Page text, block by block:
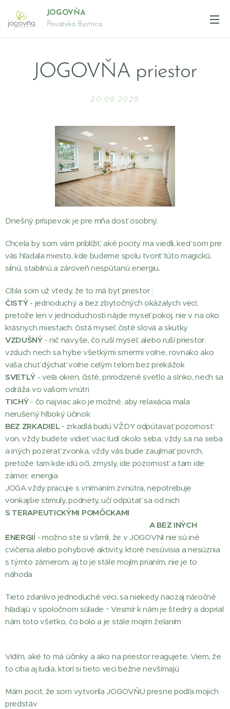
JOGOVŇA
Považská Bystrica
JOGOVŇA priestor
20.09.2025
Dnešný príspevok je pre mňa dosť osobný.
Chcela by som vám priblížiť, aké pocity ma viedli, keď som pre
vás hľadala miesto, kde budeme spolu tvoriť túto magickú,
silnú, stabilnú a zároveň nespútanú energiu.
Cítila som už vtedy, že to má byť priestor :
ČISTÝ- jednoduchý a bez zbytočných okázalych vecí,
pretože len v jednoduchosti nájde myseľ pokoj, nie v na oko
krásnych miestach. čistá myseľ, čisté slová a skutky
VZDUŠNÝ- nič navyše, čo ruší myseľ, alebo ruší priestor.
vzduch nech sa hýbe všetkými smermi voľne, rovnako ako
vaša chuť dýchať voľne celým telom bez prekážok
SVETLÝ - veľa okien, čisté, prirodzené svetlo a slnko, nech sa
odráža vo vašom vnútri
TICHÝ- čo najviac ako je možné. aby relaxácia mala
nerušený hlboký účinok
BEZ ZRKADIEL- zrkadlá budú VŽDY odpútavať pozornosť
von, vždy budete vidieť viac ľudí okolo seba, vždy sa na seba
a iných pozerať zvonka, vždy vás bude zaujímať povrch,
pretože tam kde idú oči, zmysly, ide pozornosť a tam ide
zámer, energia
JOGA vždy pracuje s vnímaním zvnútra, nepotrebuje
vonkajšie stimuly, podnety, učí odpútať sa od nich
S TERAPEUTICKÝMI POMÔCKAMI
A BEZ INÝCH
ENERGIÍ- možno ste si všimli, že v JOGOVNI nie sú iné
cvičenia alebo pohybové aktivity, ktoré nesúvisia a nesúznia
s týmto zámerom. aj to je stále mojím prianím, nie je to
náhoda
Tieto zdanlivo jednoduché veci, sa niekedy naozaj náročné
hľadajú v spoločnom súlade ~ Vesmír k nám je štedrý a doprial
nám toto všetko, čo bolo a je stále mojím želaním
Vidím, aké to má účinky a ako na priestor reagujete. Viem, že
to cítia aj ľudia, ktorí si tieto veci bežne nevšímajú
Mám pocit, že som vytvorila JOGOVŇU presne podľa mojich
predstáv